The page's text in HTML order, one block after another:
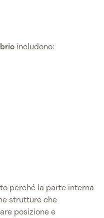
includono:
perché la parte interna
strutture che
posizione e